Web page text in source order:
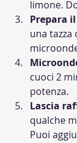
limone.
Prepara
una tazza
cuoci 2
potenza.
Lascia
qualche
Puoi